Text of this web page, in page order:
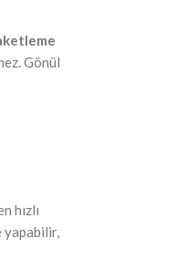
Gönül
hızlı
yapabilir,